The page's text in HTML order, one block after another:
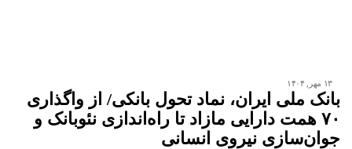
۱۳ مهر, ۱۴۰۴
بانک ملی ایران، نماد تحول بانکی/ از واگذاری
۷۰ همت دارایی مازاد تا راه‌اندازی نئوبانک و
جوان‌سازی نیروی انسانی